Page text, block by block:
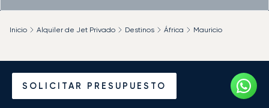
SOLICITAR PRESUPUESTO
Inicio Alquiler de Jet Privado Destinos África Mauricio
Alquile un Jet Privado
desde o hacia Plaisance